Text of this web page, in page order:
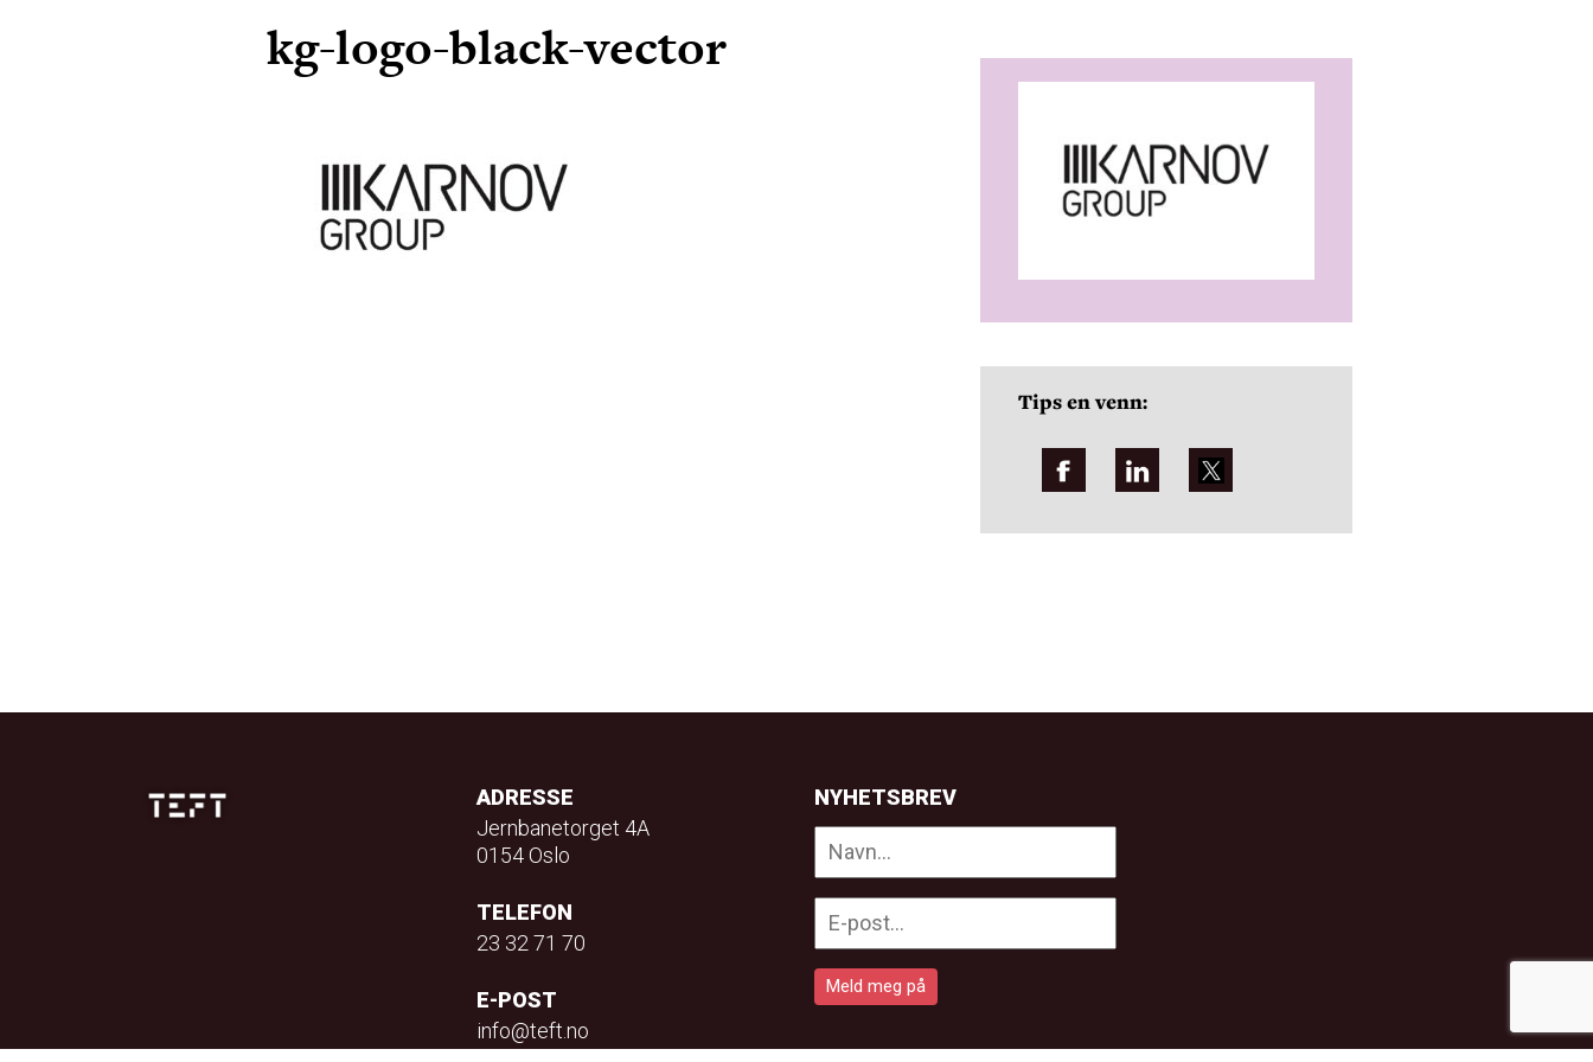
kg-logo-black-vector
Tips en venn:
ADRESSE
Jernbanetorget 4A
0154 Oslo
TELEFON
23 32 71 70
E-POST
info@teft.no
NYHETSBREV